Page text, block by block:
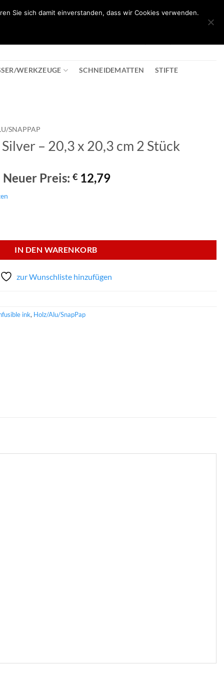
WERKZEUGE SCHNEIDEMATTEN STIFTE
SNAPPAP
– 20,3 x 20,3 cm 2 Stück
Ursprünglicher
war:
Neuer Preis: € 12,79Aktueller
IN DEN WARENKORB
zur Wunschliste hinzufügen
ink, Holz/Alu/SnapPap
Sie sich damit einverstanden, dass wir Cookies verwenden.